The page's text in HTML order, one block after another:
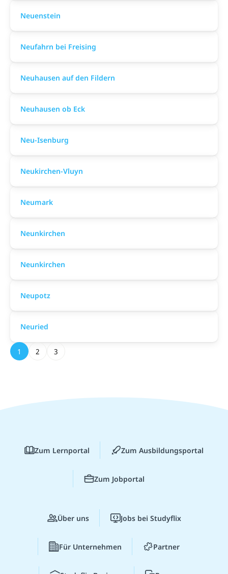
Neuenstein
Neufahrn bei Freising
Neuhausen auf den Fildern
Neuhausen ob Eck
Neu-Isenburg
Neukirchen-Vluyn
Neumark
Neunkirchen
Neunkirchen
Neupotz
Neuried
1 2 3
Zum Lernportal Zum Ausbildungsportal
Zum Jobportal
Über uns Jobs bei Studyflix
Für Unternehmen Partner